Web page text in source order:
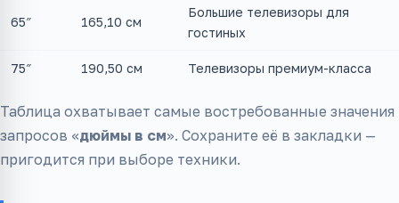
65″ 165,10 см
Большие телевизоры для
гостиных
75″ 190,50 см Телевизоры премиум-класса
Таблица охватывает самые востребованные значения
запросов «дюймы в см». Сохраните её в закладки —
пригодится при выборе техники.